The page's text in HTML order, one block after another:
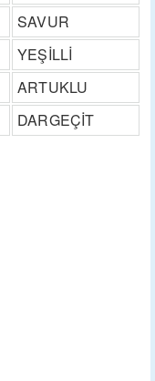
SAVUR
YEŞİLLİ
ARTUKLU
DARGEÇİT